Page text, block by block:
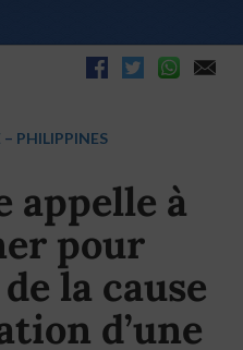
– PHILIPPINES
appelle à
pour
la cause
d’une